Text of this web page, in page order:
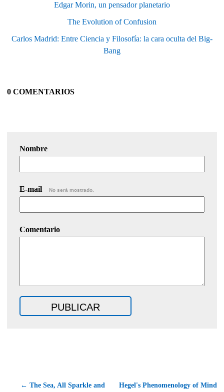
Edgar Morin, un pensador planetario
The Evolution of Confusion
Carlos Madrid: Entre Ciencia y Filosofía: la cara oculta del Big-
Bang
0 COMENTARIOS
Nombre
E-mail No será mostrado.
Comentario
← The Sea, All Sparkle and Hegel's Phenomenology of Mind